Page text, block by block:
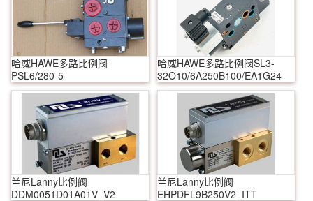
哈威HAWE多路比例阀
PSL6/280-5
哈威HAWE多路比例阀SL3-
32O10/6A250B100/EA1G24
兰尼Lanny比例阀
DDM0051D01A01V_V2
兰尼Lanny比例阀
EHPDFL9B250V2_ITT